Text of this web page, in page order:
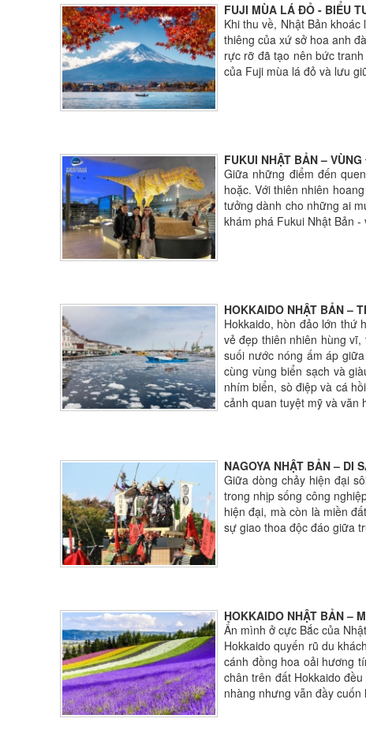
FUJI MÙA LÁ ĐỎ - BIỂU
Khi thu về, Nhật Bản
thiêng của xứ sở hoa anh
rực rỡ đã tạo nên bức
của Fuji mùa lá đỏ và lưu
FUKUI NHẬT BẢN –
Giữa những điểm đến
hoặc. Với thiên nhiên
tưởng dành cho những ai
khám phá Fukui Nhật Bản
HOKKAIDO NHẬT BẢN –
Hokkaido, hòn đảo lớn thứ
vẻ đẹp thiên nhiên hùng
suối nước nóng ấm áp
cùng vùng biển sạch và
nhím biển, sò điệp và cá
cảnh quan tuyệt mỹ và văn
NAGOYA NHẬT BẢN – DI
Giữa dòng chảy hiện đại
trong nhịp sống công
hiện đại, mà còn là miền
sự giao thoa độc đáo giữa
HOKKAIDO NHẬT BẢN –
Ẩn mình ở cực Bắc của
Hokkaido quyến rũ du
cánh đồng hoa oải hương
chân trên đất Hokkaido
nhàng nhưng vẫn đầy cuốn